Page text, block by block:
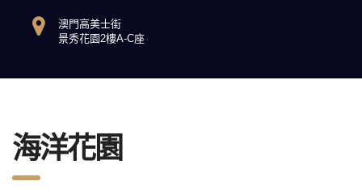
澳門高美士街
景秀花園2樓A-C座
海洋花園